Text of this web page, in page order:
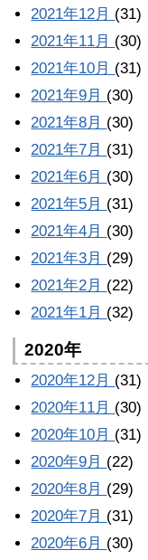
2021年12月 (31)
2021年11月 (30)
2021年10月 (31)
2021年9月 (30)
2021年8月 (30)
2021年7月 (31)
2021年6月 (30)
2021年5月 (31)
2021年4月 (30)
2021年3月 (29)
2021年2月 (22)
2021年1月 (32)
2020年
2020年12月 (31)
2020年11月 (30)
2020年10月 (31)
2020年9月 (22)
2020年8月 (29)
2020年7月 (31)
2020年6月 (30)